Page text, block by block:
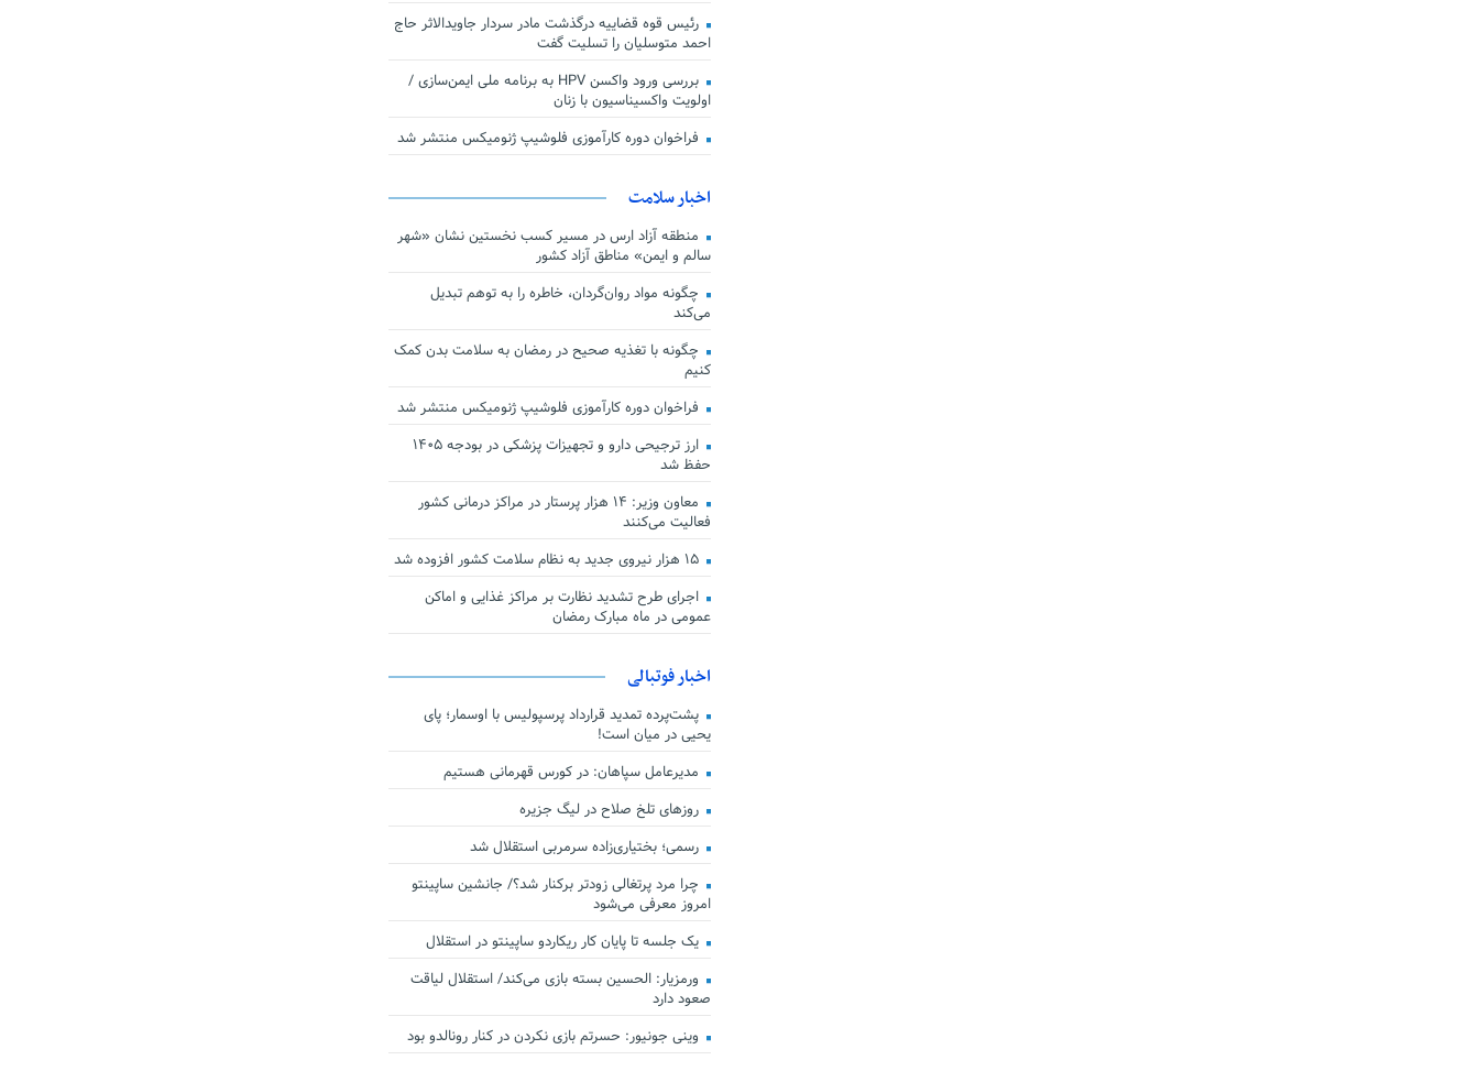
رئیس قوه قضاییه درگذشت مادر سردار جاویدالاثر حاج
احمد متوسلیان را تسلیت گفت
بررسی ورود واکسن HPV به برنامه ملی ایمن‌سازی /
اولویت واکسیناسیون با زنان
فراخوان دوره کارآموزی فلوشیپ ژنومیکس منتشر شد
اخبار سلامت
منطقه آزاد ارس در مسیر کسب نخستین نشان «شهر
سالم و ایمن» مناطق آزاد کشور
چگونه مواد روان‌گردان، خاطره را به توهم تبدیل
می‌کند
چگونه با تغذیه صحیح در رمضان به سلامت بدن کمک
کنیم
فراخوان دوره کارآموزی فلوشیپ ژنومیکس منتشر شد
ارز ترجیحی دارو و تجهیزات پزشکی در بودجه ۱۴۰۵
حفظ شد
معاون وزیر: ۱۴ هزار پرستار در مراکز درمانی کشور
فعالیت می‌کنند
۱۵ هزار نیروی جدید به نظام سلامت کشور افزوده شد
اجرای طرح تشدید نظارت بر مراکز غذایی و اماکن
عمومی در ماه مبارک رمضان
اخبار فوتبالی
پشت‌پرده تمدید قرارداد پرسپولیس با اوسمار؛ پای
یحیی در میان است!
مدیرعامل سپاهان: در کورس قهرمانی هستیم
روزهای تلخ صلاح در لیگ جزیره
رسمی؛ بختیاری‌زاده سرمربی استقلال شد
چرا مرد پرتغالی زودتر برکنار شد؟/ جانشین ساپینتو
امروز معرفی می‌شود
یک جلسه تا پایان کار ریکاردو ساپینتو در استقلال
ورمزیار: الحسین بسته بازی می‌کند/ استقلال لیاقت
صعود دارد
وینی جونیور: حسرتم بازی نکردن در کنار رونالدو بود